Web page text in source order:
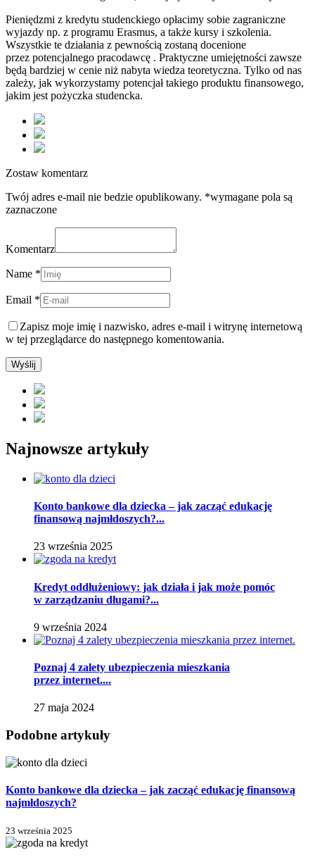
Pieniędzmi z kredytu studenckiego opłacimy sobie zagraniczne
wyjazdy np. z programu Erasmus, a także kursy i szkolenia.
Wszystkie te działania z pewnością zostaną docenione
przez potencjalnego pracodawcę . Praktyczne umiejętności zawsze
będą bardziej w cenie niż nabyta wiedza teoretyczna. Tylko od nas
zależy, jak wykorzystamy potencjał takiego produktu finansowego,
jakim jest pożyczka studencka.
Zostaw komentarz
Twój adres e-mail nie bedzie opublikowany. *wymagane pola są
zaznaczone
Komentarz
Name *
Email *
Zapisz moje imię i nazwisko, adres e-mail i witrynę internetową
w tej przeglądarce do następnego komentowania.
Najnowsze artykuły
Konto bankowe dla dziecka – jak zacząć edukację
finansową najmłdoszych?...
23 września 2025
Kredyt oddłużeniowy: jak działa i jak może pomóc
w zarządzaniu długami?...
9 września 2024
Poznaj 4 zalety ubezpieczenia mieszkania
przez internet....
27 maja 2024
Podobne artykuły
Konto bankowe dla dziecka – jak zacząć edukację finansową
najmłdoszych?
23 września 2025